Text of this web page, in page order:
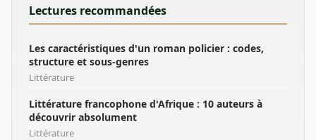
Lectures recommandées
Les caractéristiques d'un roman policier : codes,
structure et sous-genres
Littérature
Littérature francophone d'Afrique : 10 auteurs à
découvrir absolument
Littérature